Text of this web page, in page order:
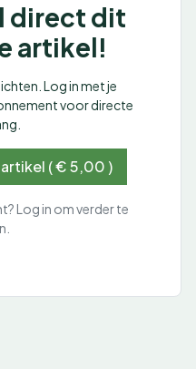
direct dit
artikel!
Log in met je
voor directe
( € 5,00 )
Log in om verder te